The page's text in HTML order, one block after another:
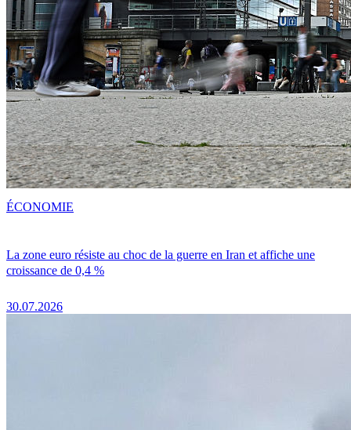
La zone euro résiste au choc de la guerre en Iran et affiche une
croissance de 0,4 %
30.07.2026
ÉCONOMIE